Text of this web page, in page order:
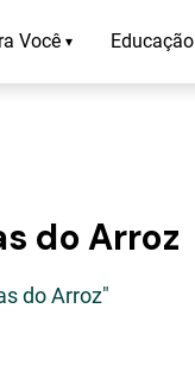
Você ▾ Educação
do Arroz
do Arroz"